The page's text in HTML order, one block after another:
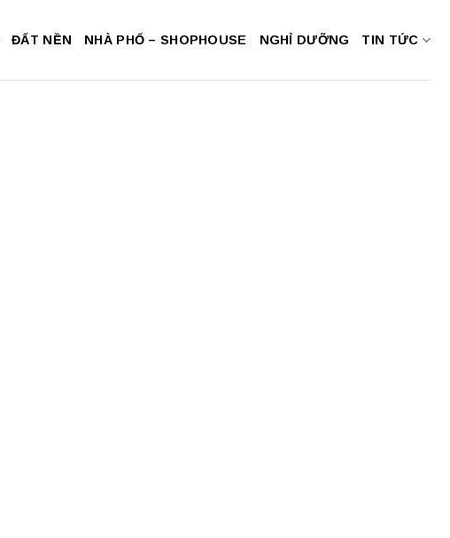
ĐẤT NỀN NHÀ PHỐ – SHOPHOUSE NGHỈ DƯỠNG TIN TỨC